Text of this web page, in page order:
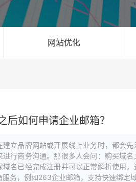
网站优化
后如何申请企业邮箱？
建立品牌网站或开展线上业务时，都会
进行商务沟通。那很多人会问：购买域
域名已经完成注册并可以正常解析使用
服务，例如263企业邮箱，支持快速绑定域